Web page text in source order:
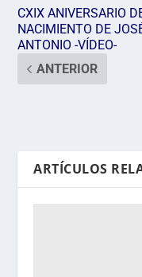
CXIX ANIVERSARIO
NACIMIENTO DE
ANTONIO -VÍDEO-
ANTERIOR
ARTÍCULOS